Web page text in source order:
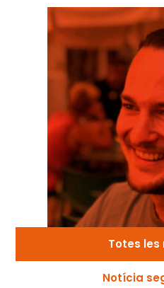
Totes
Notícia